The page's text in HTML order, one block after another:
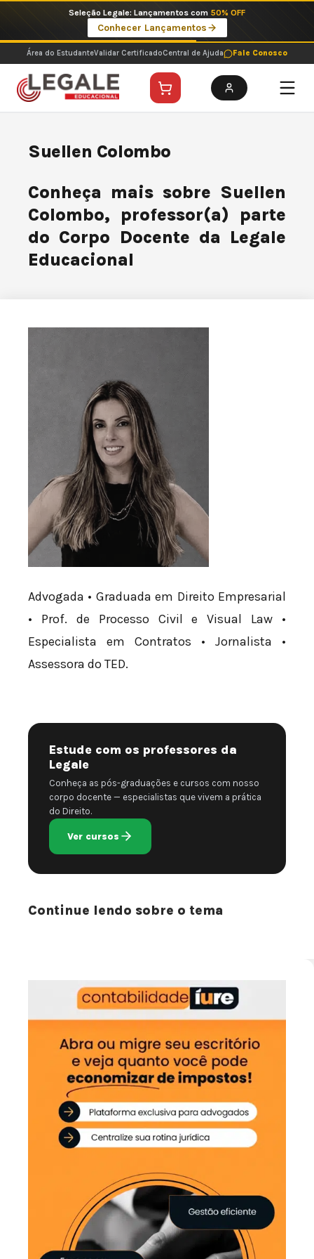
o
conteúdo
Seleção Legale: Lançamentos com 50% OFF
Conhecer Lançamentos
Área do EstudanteValidar CertificadoCentral de Ajuda Fale Conosco
Suellen Colombo
Conheça mais sobre Suellen
Colombo, professor(a) parte
do Corpo Docente da Legale
Educacional
Advogada • Graduada em Direito Empresarial
• Prof. de Processo Civil e Visual Law •
Especialista em Contratos • Jornalista •
Assessora do TED.
Estude com os professores da
Legale
Conheça as pós-graduações e cursos com nosso
corpo docente — especialistas que vivem a prática
do Direito.
Ver cursos
Continue lendo sobre o tema